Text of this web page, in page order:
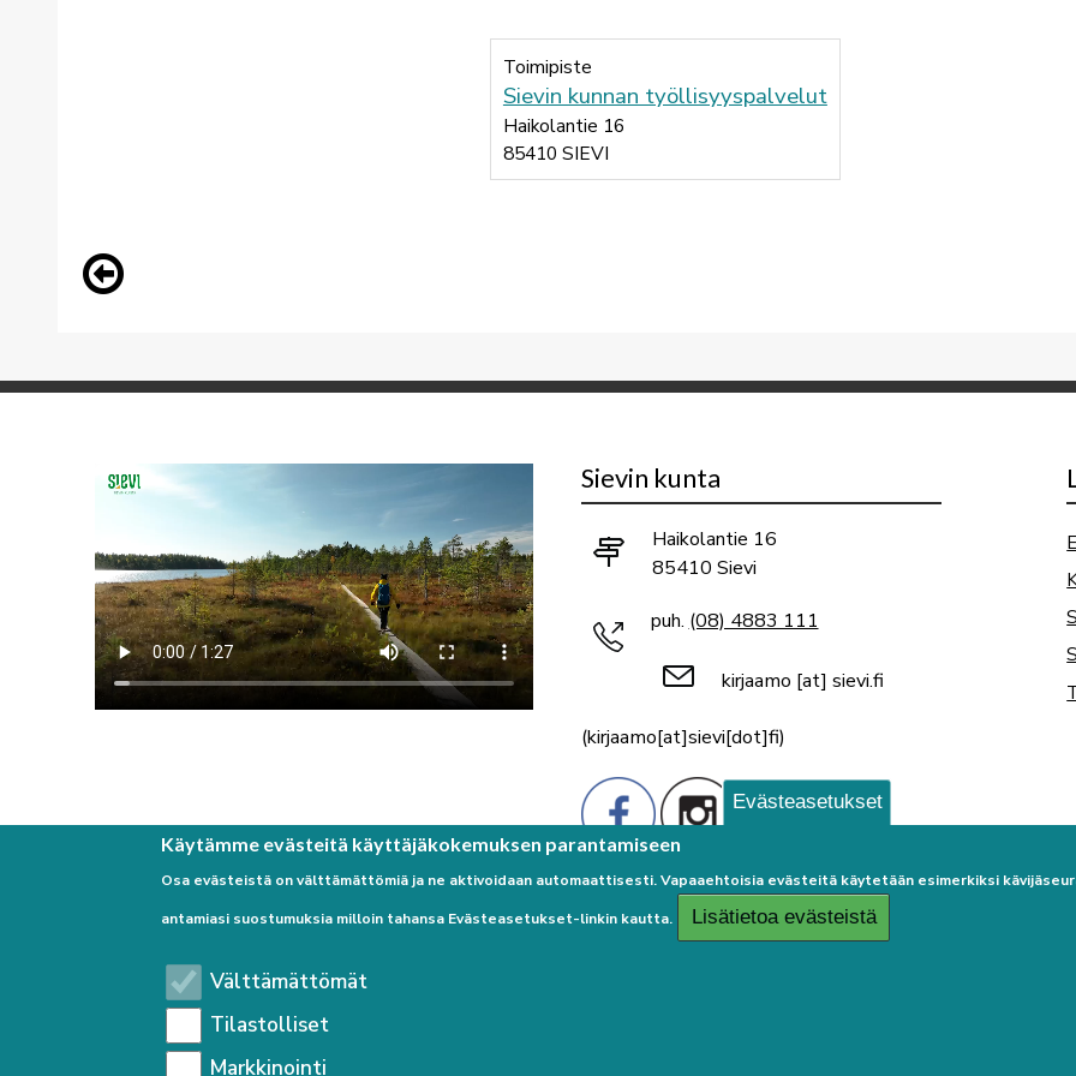
Toimipiste
Sievin kunnan työllisyyspalvelut
Haikolantie 16
85410 SIEVI
Sievin kunta
Haikolantie 16
85410 Sievi
puh. (08) 4883 111
kirjaamo [at] sievi.fi
(kirjaamo[at]sievi[dot]fi)
Palaute
Evästeasetukset
Käytämme evästeitä käyttäjäkokemuksen parantamiseen
Osa evästeistä on välttämättömiä ja ne aktivoidaan automaattisesti. Vapaaehtoisia evästeitä käytetään esimerkiksi
antamiasi suostumuksia milloin tahansa Evästeasetukset-linkin kautta.
Lisätietoa evästeistä
Välttämättömät
Tilastolliset
Markkinointi